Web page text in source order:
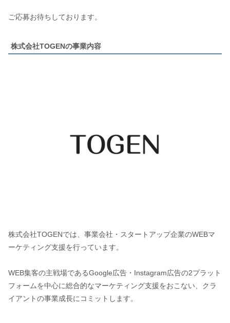
ご応募お待ちしております。
株式会社TOGENの事業内容
株式会社TOGENでは、事業会社・スタートアップ企業のWEBマ
ーケティング支援を行っています。
WEB集客の主戦場であるGoogle広告・Instagram広告の2プラット
フォームを中心に総合的なマーケティング支援をおこない、クラ
イアントの事業成長にコミットします。